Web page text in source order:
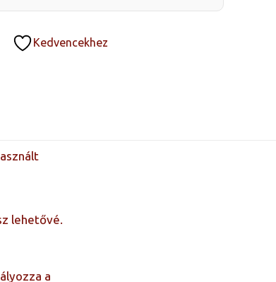
Kedvencekhez
lehetővé.
a